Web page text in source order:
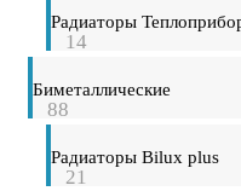
Радиаторы
14
Биметаллические
88
Радиаторы Bilux plus
21